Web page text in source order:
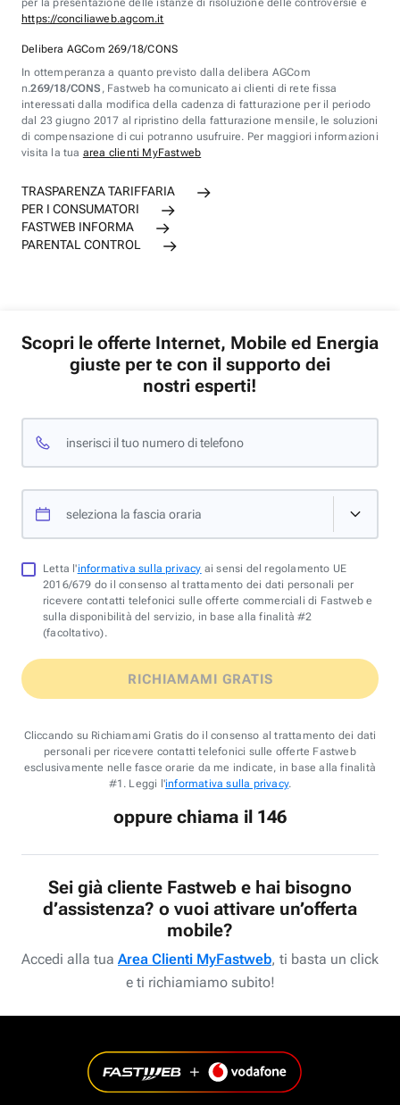
per la presentazione delle istanze di risoluzione delle controversie è
https://conciliaweb.agcom.it
Delibera AGCom 269/18/CONS
In ottemperanza a quanto previsto dalla delibera AGCom
n.269/18/CONS , Fastweb ha comunicato ai clienti di rete fissa
interessati dalla modifica della cadenza di fatturazione per il periodo
dal 23 giugno 2017 al ripristino della fatturazione mensile, le soluzioni
di compensazione di cui potranno usufruire. Per maggiori informazioni
visita la tua area clienti MyFastweb
TRASPARENZA TARIFFARIA
PER I CONSUMATORI
FASTWEB INFORMA
PARENTAL CONTROL
Scopri le offerte Internet, Mobile ed Energia
giuste per te con il supporto dei
nostri esperti!
inserisci il tuo numero di telefono
seleziona la fascia oraria
Letta l'informativa sulla privacy ai sensi del regolamento UE
2016/679 do il consenso al trattamento dei dati personali per
ricevere contatti telefonici sulle offerte commerciali di Fastweb e
sulla disponibilità del servizio, in base alla finalità #2
(facoltativo).
RICHIAMAMI GRATIS
Cliccando su Richiamami Gratis do il consenso al trattamento dei dati
personali per ricevere contatti telefonici sulle offerte Fastweb
esclusivamente nelle fasce orarie da me indicate, in base alla finalità
#1. Leggi l'informativa sulla privacy.
oppure chiama il 146
Sei già cliente Fastweb e hai bisogno
d’assistenza? o vuoi attivare un’offerta
mobile?
Accedi alla tua Area Clienti MyFastweb, ti basta un click
e ti richiamiamo subito!